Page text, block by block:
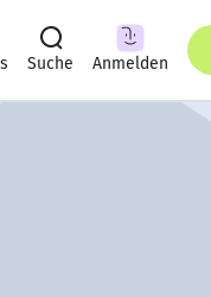
Suche Anmelden